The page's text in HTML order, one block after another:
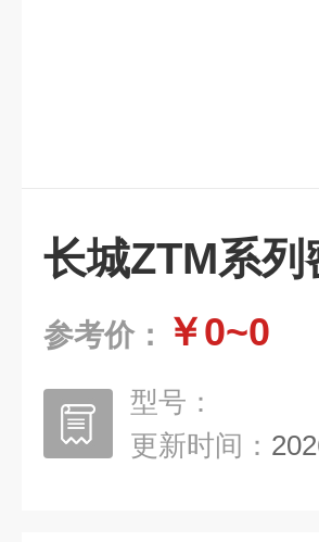
长城ZTM系
参考价： ￥0~0
型号：
更新时间：